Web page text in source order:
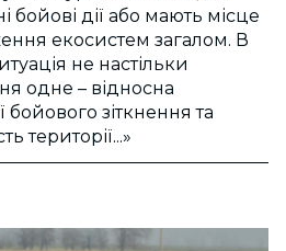
бойові дії або мають місце
екосистем загалом. В
не настільки
одне – відносна
бойового зіткнення та
території...»